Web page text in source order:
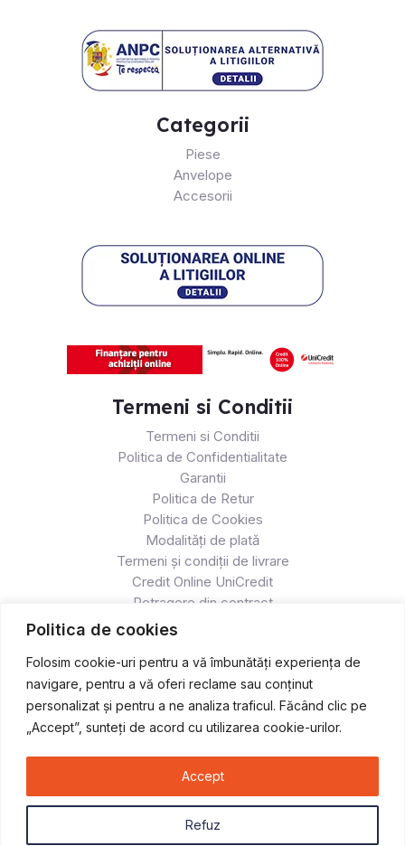
Politica de cookies
Folosim cookie-uri pentru a vă îmbunătăți experiența de
navigare, pentru a vă oferi reclame sau conținut
personalizat și pentru a ne analiza traficul. Făcând clic pe
„Accept”, sunteți de acord cu utilizarea cookie-urilor.
Refuz
Accept
Categorii
Piese
Anvelope
Accesorii
Termeni si Conditii
Termeni si Conditii
Politica de Confidentialitate
Garantii
Politica de Retur
Politica de Cookies
Modalități de plată
Termeni și condiții de livrare
Credit Online UniCredit
Retragere din contract
Copyright © 2026 Atv & Moto - Race